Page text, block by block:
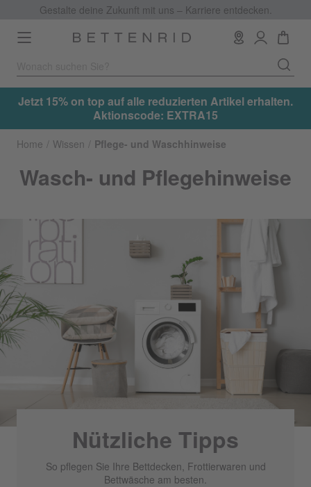
Gestalte deine Zukunft mit uns – Karriere entdecken.
Toggle
navigation
Jetzt 15% on top auf alle reduzierten Artikel erhalten.
Aktionscode: EXTRA15
Home Wissen Pflege- und Waschhinweise
Wasch- und Pflegehinweise
Nützliche Tipps
So pflegen Sie Ihre Bettdecken, Frottierwaren und
Bettwäsche am besten.